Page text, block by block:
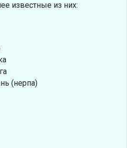
известные из них:
(нерпа)